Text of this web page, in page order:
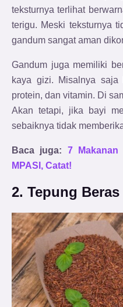
teksturnya terlihat
terigu. Meski teksturnya
gandum sangat aman
Gandum juga memiliki
kaya gizi. Misalnya saja
protein, dan vitamin. Di
Akan tetapi, jika bayi
sebaiknya tidak
Baca juga: 7
MPASI, Catat!
2. Tepung Beras